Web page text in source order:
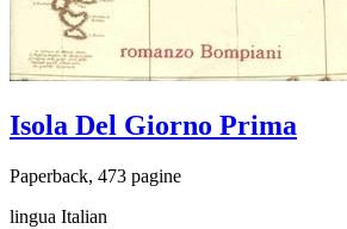
Isola Del Giorno Prima
Paperback, 473 pagine
lingua Italian